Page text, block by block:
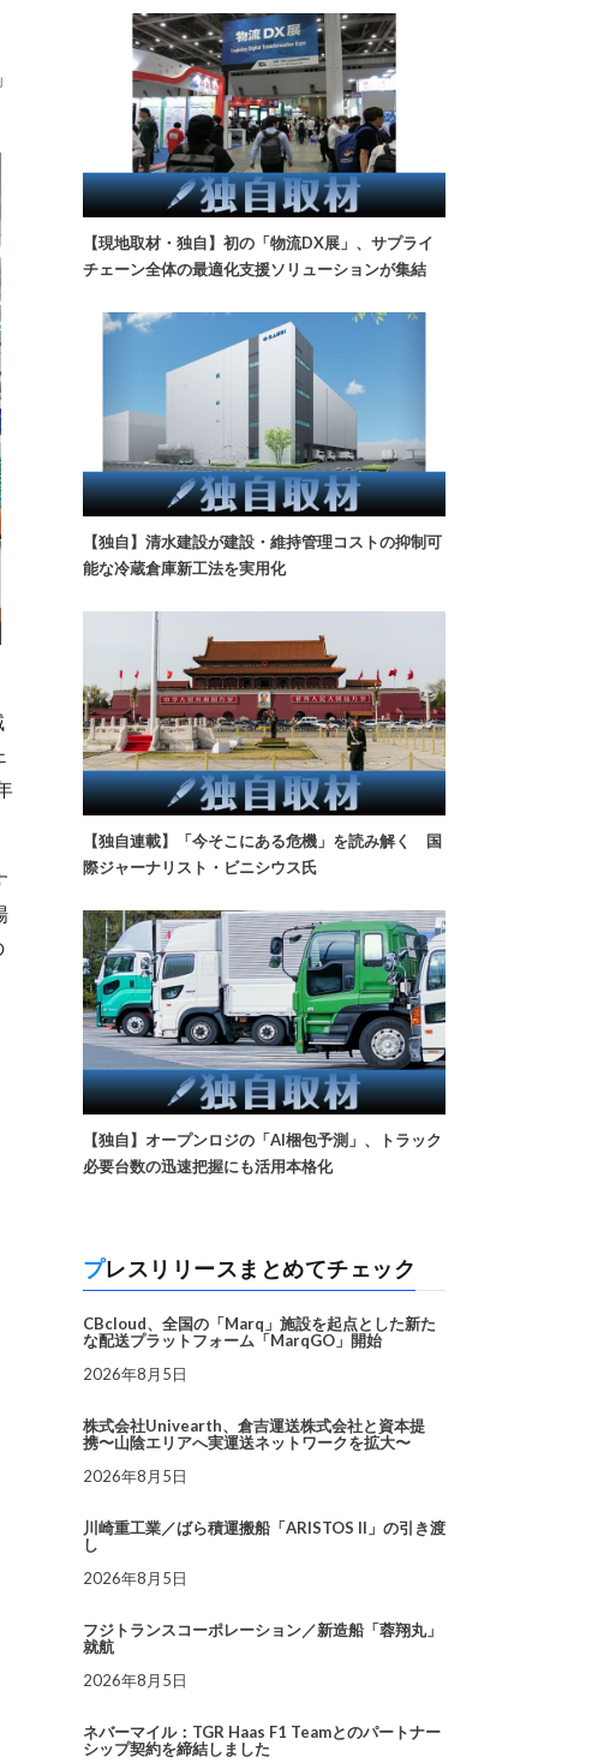
【現地取材・独自】初の「物流DX展」、サプライ
チェーン全体の最適化支援ソリューションが集結
【独自】清水建設が建設・維持管理コストの抑制可
能な冷蔵倉庫新工法を実用化
【独自連載】「今そこにある危機」を読み解く 国
際ジャーナリスト・ビニシウス氏
【独自】オープンロジの「AI梱包予測」、トラック
必要台数の迅速把握にも活用本格化
プレスリリースまとめてチェック
CBcloud、全国の「Marq」施設を起点とした新た
な配送プラットフォーム「MarqGO」開始
2026年8月5日
株式会社Univearth、倉吉運送株式会社と資本提
携〜山陰エリアへ実運送ネットワークを拡大〜
2026年8月5日
川崎重工業／ばら積運搬船「ARISTOS II」の引き渡
し
2026年8月5日
フジトランスコーポレーション／新造船「蓉翔丸」
就航
2026年8月5日
ネバーマイル：TGR Haas F1 Teamとのパートナー
シップ契約を締結しました